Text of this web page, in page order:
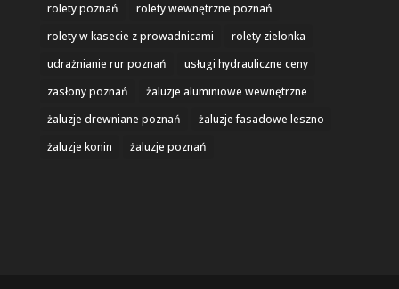
rolety poznań
rolety wewnętrzne poznań
rolety w kasecie z prowadnicami
rolety zielonka
udrażnianie rur poznań
usługi hydrauliczne ceny
zasłony poznań
żaluzje aluminiowe wewnętrzne
żaluzje drewniane poznań
żaluzje fasadowe leszno
żaluzje konin
żaluzje poznań